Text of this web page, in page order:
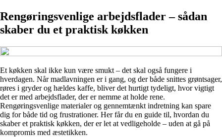
Rengøringsvenlige arbejdsflader – sådan
skaber du et praktisk køkken
Et køkken skal ikke kun være smukt – det skal også fungere i
hverdagen. Når madlavningen er i gang, og der både snittes grøntsager,
røres i gryder og hældes kaffe, bliver det hurtigt tydeligt, hvor vigtigt
det er med arbejdsflader, der er nemme at holde rene.
Rengøringsvenlige materialer og gennemtænkt indretning kan spare
dig for både tid og frustrationer. Her får du en guide til, hvordan du
skaber et praktisk køkken, der er let at vedligeholde – uden at gå på
kompromis med æstetikken.